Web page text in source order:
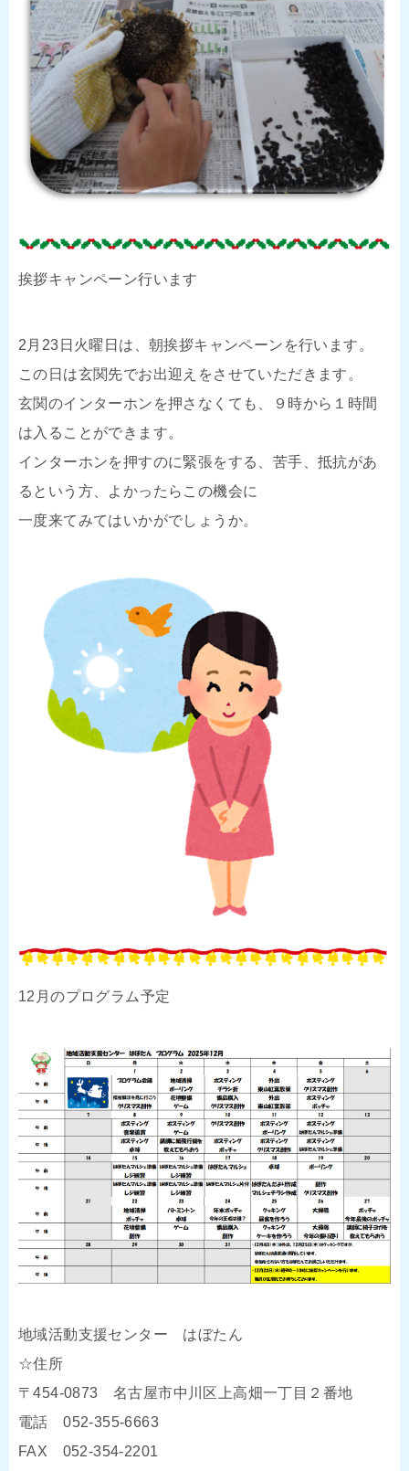
挨拶キャンペーン行います
2月23日火曜日は、朝挨拶キャンペーンを行います。
この日は玄関先でお出迎えをさせていただきます。
玄関のインターホンを押さなくても、９時から１時間
は入ることができます。
インターホンを押すのに緊張をする、苦手、抵抗があ
るという方、よかったらこの機会に
一度来てみてはいかがでしょうか。
12月のプログラム予定
地域活動支援センター はぼたん
☆住所
〒454-0873 名古屋市中川区上高畑一丁目２番地
電話 052-355-6663
FAX 052-354-2201